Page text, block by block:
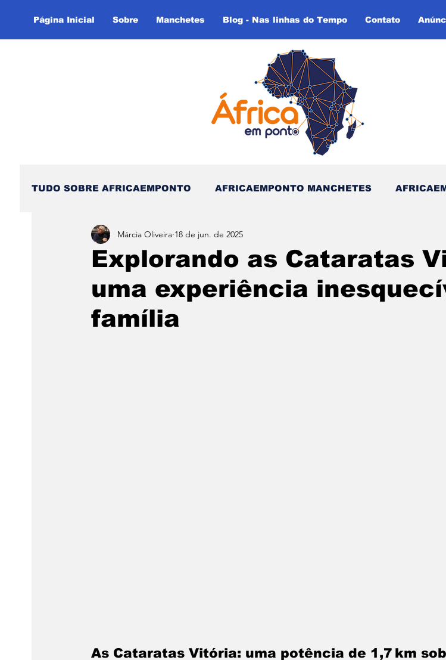
Página Inicial Sobre Manchetes Blog - Nas linhas do Tempo Contato
TUDO SOBRE AFRICAEMPONTO AFRICAEMPONTO MANCHETES
Nas Linhas do Tempo - (Blog) Nas linhas do Tempo (Blog - Inglês)
Explorando as Cataratas
uma experiência
família
Márcia Oliveira 18 de jun. de 2025
As Cataratas Vitória: uma potência de 1,7 km